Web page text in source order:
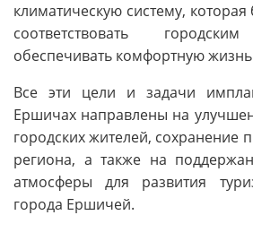
климатическую систему,
соответствовать
обеспечивать комфортную
Все эти цели и задачи
Ершичах направлены на
городских жителей, сохранение
региона, а также на
атмосферы для развития
города Ершичей.